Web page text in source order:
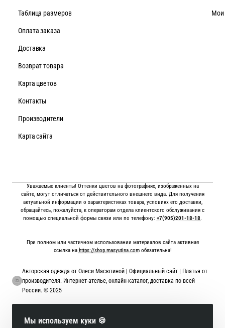
Мы используем куки 🍪
Таблица размеров
Оплата заказа
Доставка
Возврат товара
Карта цветов
Контакты
Производители
Карта сайта
Мои
Уважаемые клиенты! Оттенки цветов на фотографиях, изображенных на
сайте, могут отличаться от действительного внешнего вида. Для получения
актуальной информации о характеристиках товара, условиях его доставки,
обращайтесь, пожалуйста, к операторам отдела клиентского обслуживания с
помощью специальной формы связи или по телефону: +7(905)201-18-18.
При полном или частичном использовании материалов сайта активная
ссылка на https://shop.masyutina.comобязательна!
Авторская одежда от Олеси Масютиной | Официальный сайт | Платья от
производителя. Интернет-ателье, онлайн-каталог, доставка по всей
России. © 2025
Онлайн оплата картой